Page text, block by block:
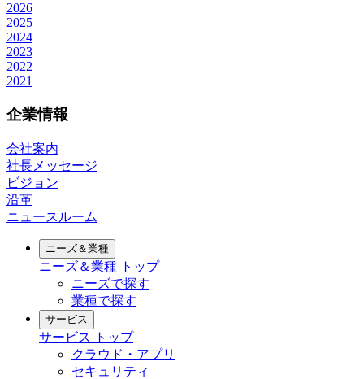
2026
2025
2024
2023
2022
2021
企業情報
会社案内
社長メッセージ
ビジョン
沿革
ニュースルーム
ニーズ＆業種
ニーズ＆業種 トップ
ニーズで探す
業種で探す
サービス
サービス
トップ
クラウド・アプリ
セキュリティ